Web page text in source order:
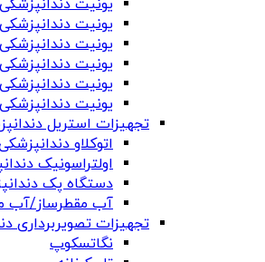
یونیت
یونیت
یونیت
یونیت
یونیت
یونیت
تجهیزات استریل
اتوکلاو
اولتراسونیک
دستگاه پک
آب مقطرساز/آب
تجهیزات تصویربرداری
نگاتسکوپ